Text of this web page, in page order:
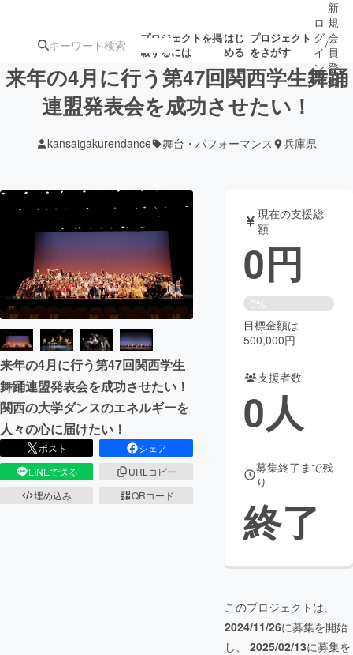
プロジェクトを掲
載するには
はじ
める
プロジェクト
をさがす
ジェクト
ターン
注目の新着プロ
ジェクト
ロジェクト
もうすぐ公開
されます
アート・写真 音楽
テクノロジー・ガジェット ゲーム・サ
映像・映画 書籍・雑誌
ビジネス・起業 チャレンジ
まちづくり・地域活性化
CAMPFIRE for Social Good
CAMPFIRE Creation
CAMPFIREふるさと納税machi-ya
ロ
グ
イ
ン
/
新
規
会
員
登
録
来年の4月に行う第47回関西学生舞踊
連盟発表会を成功させたい！
kansaigakurendance 舞台・パフォーマンス 兵庫県
来年の4月に行う第47回関西学生
舞踊連盟発表会を成功させたい！
関西の大学ダンスのエネルギーを
人々の心に届けたい！
ポスト
シェア
LINEで送る
URLコピー
埋め込み
QRコード
現在の支援総
額
0円
0%
目標金額は
500,000円
支援者数
0人
募集終了まで残
り
終了
このプロジェクトは、
2024/11/26に募集を開始
し、 2025/02/13に募集を